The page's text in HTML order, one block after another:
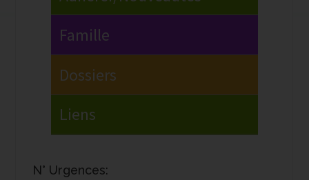
N° Urgences: